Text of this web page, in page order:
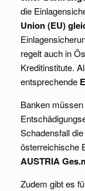
die
Union (EU)
regelt auch in
Kreditinstitute.
entsprechende
Banken
Schadensfall
österreichische
AUSTRIA
Zudem gibt es